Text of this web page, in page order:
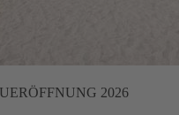
2026